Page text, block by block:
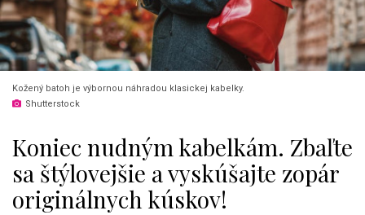
Kožený batoh je výbornou náhradou klasickej kabelky.
Shutterstock
Koniec nudným kabelkám. Zbaľte
sa štýlovejšie a vyskúšajte zopár
originálnych kúskov!